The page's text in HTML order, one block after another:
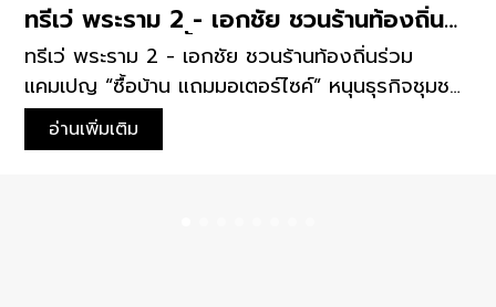
ทรีเว่ พระราม 2 - เอกชัย ชวนร้านท้องถิ่น
ร่วมแคมเปญ “ซื้อบ้าน แถมมอเตอร์ไซค์”
หนุนธุรกิจชุมชน
ทรีเว่ พระราม 2 - เอกชัย ชวนร้านท้องถิ่นร่วม
แคมเปญ “ซื้อบ้าน แถมมอเตอร์ไซค์” หนุนธุรกิจชุมชน
ทรีเว่ พระราม 2 - เอกชัย ร่วมสร้างโอกาสใหม่ให้กับ
คนในพื้นที่ ด้วยแคมเปญพิเศษ “ซื้อบ้าน แถม
อ่านเพิ่มเติม